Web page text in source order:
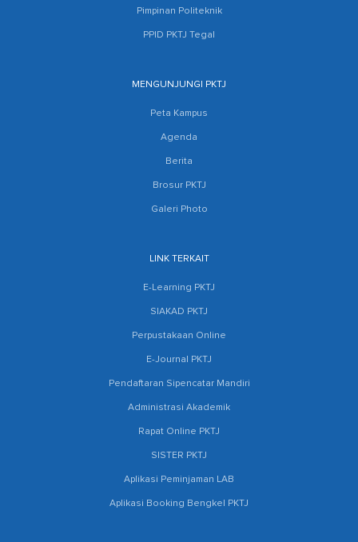
Pimpinan Politeknik
PPID PKTJ Tegal
MENGUNJUNGI PKTJ
Peta Kampus
Agenda
Berita
Brosur PKTJ
Galeri Photo
LINK TERKAIT
E-Learning PKTJ
SIAKAD PKTJ
Perpustakaan Online
E-Journal PKTJ
Pendaftaran Sipencatar Mandiri
Administrasi Akademik
Rapat Online PKTJ
SISTER PKTJ
Aplikasi Peminjaman LAB
Aplikasi Booking Bengkel PKTJ